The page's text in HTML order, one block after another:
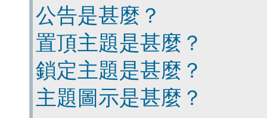
公告是甚麼？
置頂主題是甚麼？
鎖定主題是甚麼？
主題圖示是甚麼？